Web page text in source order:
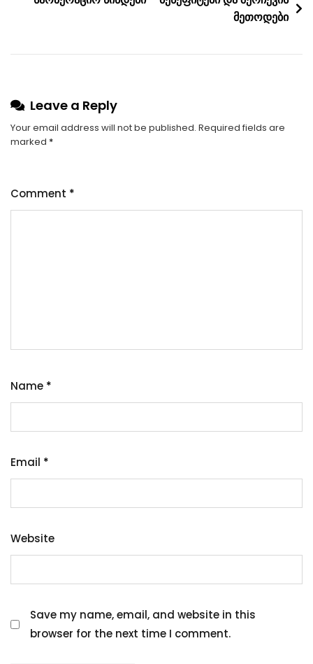
მეთოდები
Leave a Reply
Your email address will not be published. Required fields are
marked *
Comment *
Name *
Email *
Website
Save my name, email, and website in this
browser for the next time I comment.